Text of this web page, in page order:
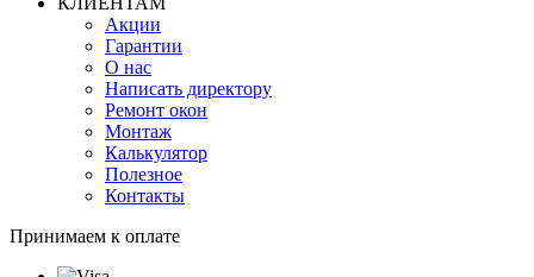
Акции
Гарантии
О нас
Написать директору
Ремонт окон
Монтаж
Калькулятор
Полезное
Контакты
Принимаем к оплате